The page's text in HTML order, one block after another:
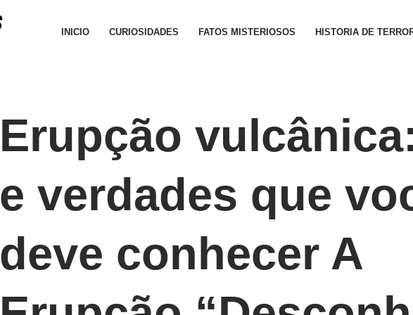
INICIO CURIOSIDADES FATOS MISTERIOSOS HISTORIA DE
Erupção
e verdades que
deve conhecer A